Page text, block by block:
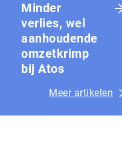
Minder
verlies, wel
aanhoudende
omzetkrimp
bij Atos
Meer artikelen